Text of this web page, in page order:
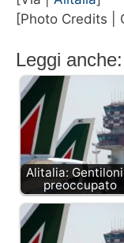
[Photo Credits |
Leggi anche:
Alitalia:
preoccupato